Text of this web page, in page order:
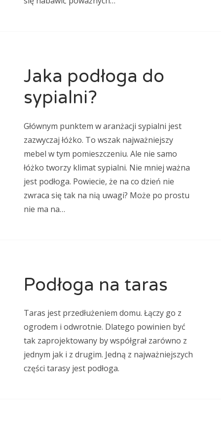
Jaka podłoga do
sypialni?
Głównym punktem w aranżacji sypialni jest
zazwyczaj łóżko. To wszak najważniejszy
mebel w tym pomieszczeniu. Ale nie samo
łóżko tworzy klimat sypialni. Nie mniej ważna
jest podłoga. Powiecie, że na co dzień nie
zwraca się tak na nią uwagi? Może po prostu
nie ma na…
Podłoga na taras
Taras jest przedłużeniem domu. Łączy go z
ogrodem i odwrotnie. Dlatego powinien być
tak zaprojektowany by współgrał zarówno z
jednym jak i z drugim. Jedną z najważniejszych
części tarasy jest podłoga.